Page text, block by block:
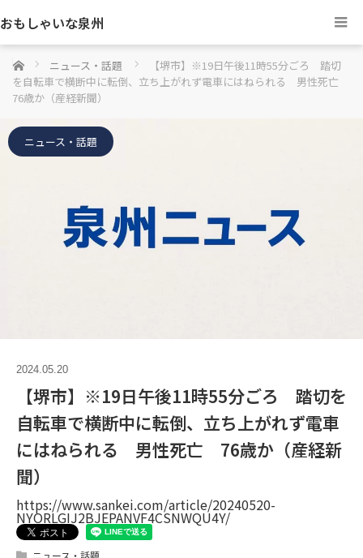
おもしゃいな泉州
ホーム ニュース・話題
【堺市】※19日午後11時55分ごろ 踏切
を自転車で横断中に転倒、立ち上がれず電車にはねられる 男性死亡
76歳か（産経新聞）
ニュース・話題
2024.05.20
【堺市】※19日午後11時55分ごろ 踏切を
自転車で横断中に転倒、立ち上がれず電車
にはねられる 男性死亡 76歳か（産経新
聞）
https://www.sankei.com/article/20240520-
NYORLGIJ2BJEPANVF4CSNWQU4Y/